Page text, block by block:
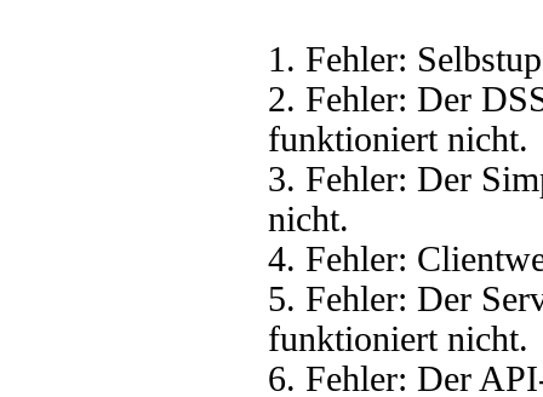
1. Fehler:
2. Fehler: Der
funktioniert nicht.
3. Fehler: Der
nicht.
4. Fehler:
5. Fehler: Der
funktioniert nicht.
6. Fehler: Der